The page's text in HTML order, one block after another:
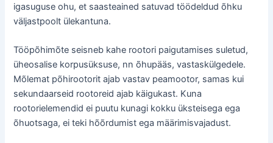
igasuguse ohu, et saasteained satuvad töödeldud õhku
väljastpoolt ülekantuna.
Tööpõhimõte seisneb kahe rootori paigutamises suletud,
üheosalise korpusüksuse, nn õhupääs, vastaskülgedele.
Mõlemat põhirootorit ajab vastav peamootor, samas kui
sekundaarseid rootoreid ajab käigukast. Kuna
rootorielemendid ei puutu kunagi kokku üksteisega ega
õhuotsaga, ei teki hõõrdumist ega määrimisvajadust.